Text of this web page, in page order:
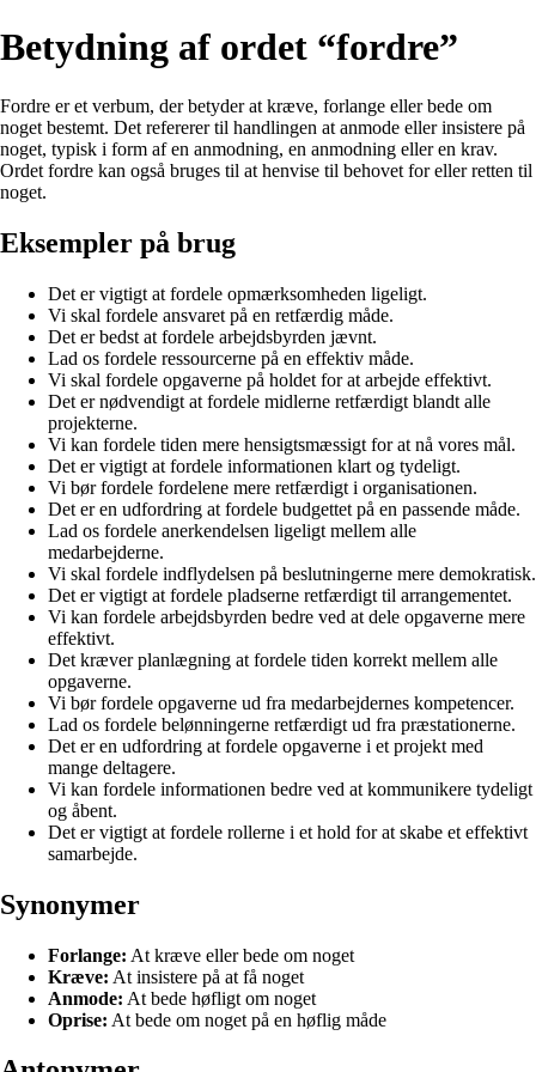
Betydning af ordet “fordre”
Fordre er et verbum, der betyder at kræve, forlange eller bede om
noget bestemt. Det refererer til handlingen at anmode eller insistere på
noget, typisk i form af en anmodning, en anmodning eller en krav.
Ordet fordre kan også bruges til at henvise til behovet for eller retten til
noget.
Eksempler på brug
Det er vigtigt at fordele opmærksomheden ligeligt.
Vi skal fordele ansvaret på en retfærdig måde.
Det er bedst at fordele arbejdsbyrden jævnt.
Lad os fordele ressourcerne på en effektiv måde.
Vi skal fordele opgaverne på holdet for at arbejde effektivt.
Det er nødvendigt at fordele midlerne retfærdigt blandt alle
projekterne.
Vi kan fordele tiden mere hensigtsmæssigt for at nå vores mål.
Det er vigtigt at fordele informationen klart og tydeligt.
Vi bør fordele fordelene mere retfærdigt i organisationen.
Det er en udfordring at fordele budgettet på en passende måde.
Lad os fordele anerkendelsen ligeligt mellem alle
medarbejderne.
Vi skal fordele indflydelsen på beslutningerne mere demokratisk.
Det er vigtigt at fordele pladserne retfærdigt til arrangementet.
Vi kan fordele arbejdsbyrden bedre ved at dele opgaverne mere
effektivt.
Det kræver planlægning at fordele tiden korrekt mellem alle
opgaverne.
Vi bør fordele opgaverne ud fra medarbejdernes kompetencer.
Lad os fordele belønningerne retfærdigt ud fra præstationerne.
Det er en udfordring at fordele opgaverne i et projekt med
mange deltagere.
Vi kan fordele informationen bedre ved at kommunikere tydeligt
og åbent.
Det er vigtigt at fordele rollerne i et hold for at skabe et effektivt
samarbejde.
Synonymer
Forlange: At kræve eller bede om noget
Kræve: At insistere på at få noget
Anmode: At bede høfligt om noget
Oprise: At bede om noget på en høflig måde